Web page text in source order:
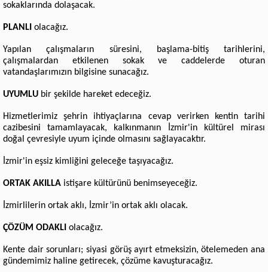
sokaklarında dolaşacak.
PLANLI olacağız.
Yapılan çalışmaların süresini, başlama-bitiş tarihlerini,
çalışmalardan etkilenen sokak ve caddelerde oturan
vatandaşlarımızın bilgisine sunacağız.
UYUMLU bir şekilde hareket edeceğiz.
Hizmetlerimiz şehrin ihtiyaçlarına cevap verirken kentin tarihi
cazibesini tamamlayacak, kalkınmanın İzmir'in kültürel mirası
doğal çevresiyle uyum içinde olmasını sağlayacaktır.
İzmir'in eşsiz kimliğini geleceğe taşıyacağız.
ORTAK AKILLA istişare kültürünü benimseyeceğiz.
İzmirlilerin ortak aklı, İzmir’in ortak aklı olacak.
ÇÖZÜM ODAKLI olacağız.
Kente dair sorunları; siyasi görüş ayırt etmeksizin, ötelemeden ana
gündemimiz haline getirecek, çözüme kavuşturacağız.